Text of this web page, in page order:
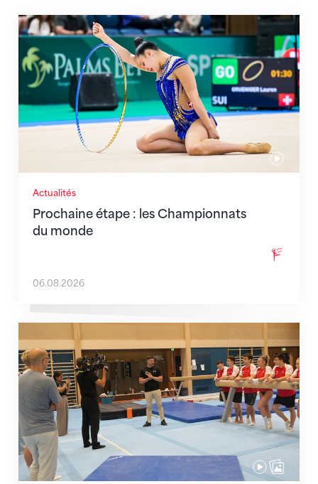
Actualités
Prochaine étape : les Championnats
du monde
Prochaine étape : les Championnats du monde
06.08.2026
En route pour Zagreb avec des objectifs clairs